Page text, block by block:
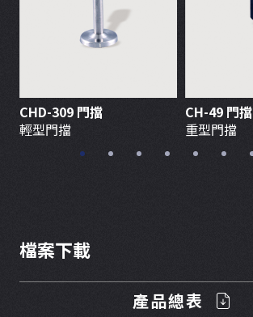
CHD-309 門擋
輕型門擋
CH-49 門擋
重型門擋
檔案下載
產品總表